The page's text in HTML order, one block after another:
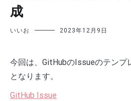
成
いいお 2023年12月9日
今回は、GitHubのIssueのテンプ
となります。
GitHub Issue